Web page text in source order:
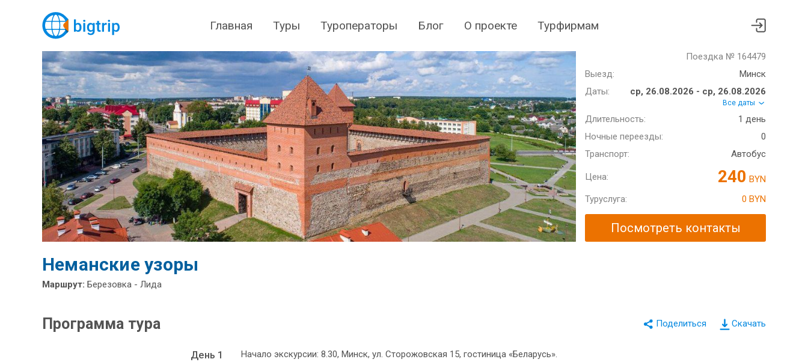
Главная Туры Туроператоры Блог О проекте Турфирмам
Поездка № 164479
Выезд:
Минск
Даты:
ср, 26.08.2026 - ср, 26.08.2026
Все даты
Длительность:
1 день
Ночные переезды:
0
Транспорт:
Автобус
Цена: 240 BYN
Туруслуга:
0 BYN
Посмотреть контакты
Неманские узоры
Маршрут: Березовка - Лида
Скачать
Программа тура
День 1 Начало экскурсии: 8.30, Минск, ул. Сторожовская 15, гостиница «Беларусь».